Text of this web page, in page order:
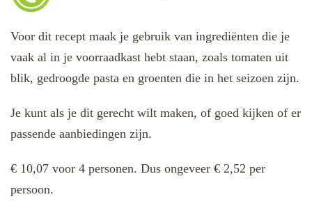
Voor dit recept maak je gebruik van ingrediënten die je
vaak al in je voorraadkast hebt staan, zoals tomaten uit
blik, gedroogde pasta en groenten die in het seizoen zijn.
Je kunt als je dit gerecht wilt maken, of goed kijken of er
passende aanbiedingen zijn.
€ 10,07 voor 4 personen. Dus ongeveer € 2,52 per
persoon.